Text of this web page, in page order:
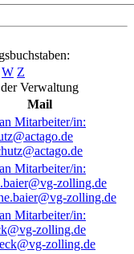
W Z
Verwaltung
Mail
zolling.de
zolling.de